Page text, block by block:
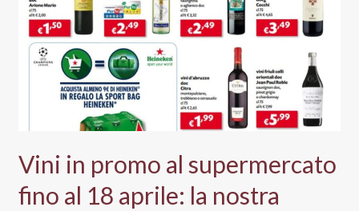
promozione
non
perdere
Vini in promo al supermercato
fino al 18 aprile: la nostra